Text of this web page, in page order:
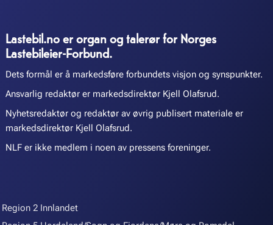
Lastebil.no er organ og talerør for Norges
Lastebileier-Forbund.
Dets formål er å markedsføre forbundets visjon og synspunkter.
Ansvarlig redaktør er markedsdirektør Kjell Olafsrud.
Nyhetsredaktør og redaktør av øvrig publisert materiale er
markedsdirektør Kjell Olafsrud.
NLF er ikke medlem i noen av pressens foreninger.
Region 2 Innlandet